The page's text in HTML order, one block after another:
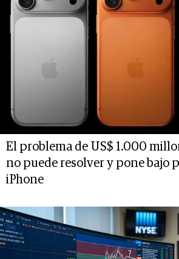
El problema de US$ 1.000
no puede resolver y pone bajo
iPhone